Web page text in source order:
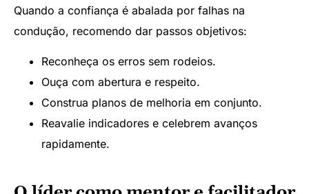
Quando a confiança é abalada por falhas na
condução, recomendo dar passos objetivos:
Reconheça os erros sem rodeios.
Ouça com abertura e respeito.
Construa planos de melhoria em conjunto.
Reavalie indicadores e celebrem avanços
rapidamente.